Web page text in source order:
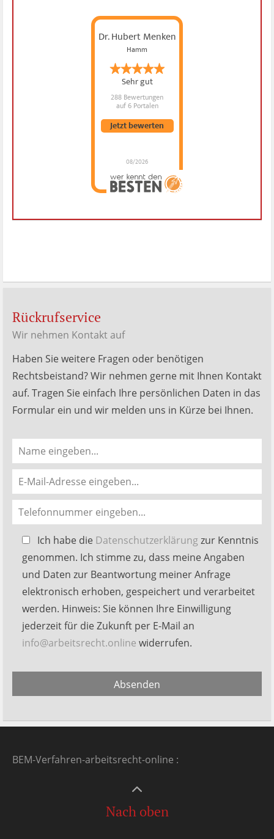
Dr. Hubert Menken
Hamm
Sehr gut
288 Bewertungen
auf 6 Portalen
08/2026
Jetzt bewerten
Dr. Hubert Menken
hat4.88 von5
MenkenBewertungen
Rückrufservice
Wir nehmen Kontakt auf
Haben Sie weitere Fragen oder benötigen
Rechtsbeistand? Wir nehmen gerne mit Ihnen Kontakt
auf. Tragen Sie einfach Ihre persönlichen Daten in das
Formular ein und wir melden uns in Kürze bei Ihnen.
Bitte
lasse
dieses
Feld
leer.
Ich habe die Datenschutzerklärungzur Kenntnis
genommen. Ich stimme zu, dass meine Angaben
und Daten zur Beantwortung meiner Anfrage
elektronisch erhoben, gespeichert und verarbeitet
werden. Hinweis: Sie können Ihre Einwilligung
jederzeit für die Zukunft per E-Mail an
info@arbeitsrecht.online widerrufen.
Absenden
BEM-Verfahren-arbeitsrecht-online :
Nach oben